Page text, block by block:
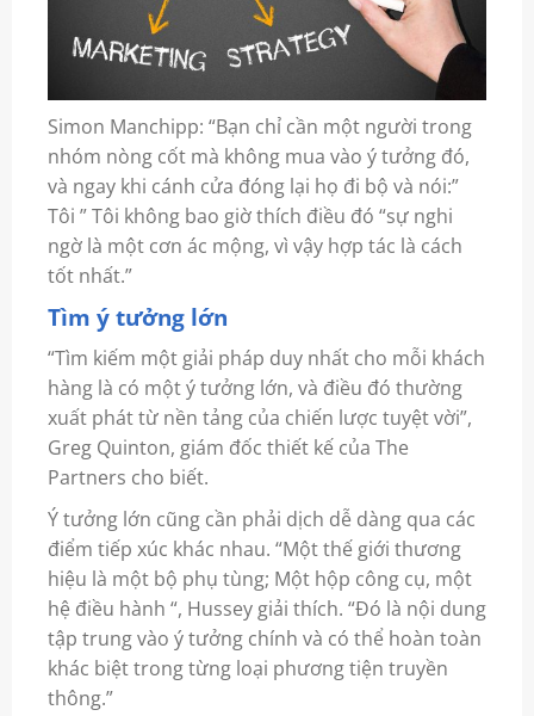
Simon Manchipp: “Bạn chỉ cần một người trong
nhóm nòng cốt mà không mua vào ý tưởng đó,
và ngay khi cánh cửa đóng lại họ đi bộ và nói:”
Tôi ” Tôi không bao giờ thích điều đó “sự nghi
ngờ là một cơn ác mộng, vì vậy hợp tác là cách
tốt nhất.”
Tìm ý tưởng lớn
“Tìm kiếm một giải pháp duy nhất cho mỗi khách
hàng là có một ý tưởng lớn, và điều đó thường
xuất phát từ nền tảng của chiến lược tuyệt vời”,
Greg Quinton, giám đốc thiết kế của The
Partners cho biết.
Ý tưởng lớn cũng cần phải dịch dễ dàng qua các
điểm tiếp xúc khác nhau. “Một thế giới thương
hiệu là một bộ phụ tùng; Một hộp công cụ, một
hệ điều hành “, Hussey giải thích. “Đó là nội dung
tập trung vào ý tưởng chính và có thể hoàn toàn
khác biệt trong từng loại phương tiện truyền
thông.”